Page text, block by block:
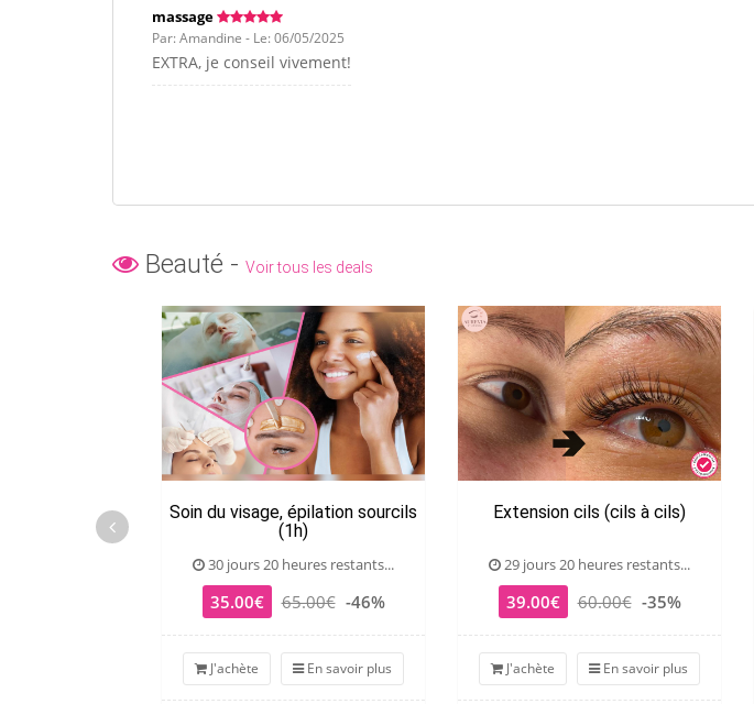
massage
Par: Amandine - Le: 06/05/2025
EXTRA, je conseil vivement!
Beauté - Voir tous les deals
Soin du visage, épilation sourcils
(1h)
30 jours 20 heures restants...
35.00€ 65.00€ -46%
J'achète En savoir plus
Extension cils (cils à cils)
29 jours 20 heures restants...
39.00€ 60.00€ -35%
J'achète En savoir plus